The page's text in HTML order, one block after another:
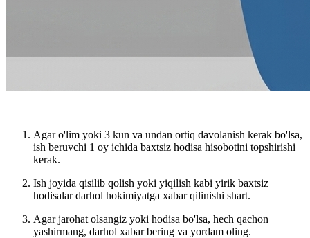
Agar o'lim yoki 3 kun va undan ortiq davolanish kerak bo'lsa,
ish beruvchi 1 oy ichida baxtsiz hodisa hisobotini topshirishi
kerak.
Ish joyida qisilib qolish yoki yiqilish kabi yirik baxtsiz
hodisalar darhol hokimiyatga xabar qilinishi shart.
Agar jarohat olsangiz yoki hodisa bo'lsa, hech qachon
yashirmang, darhol xabar bering va yordam oling.